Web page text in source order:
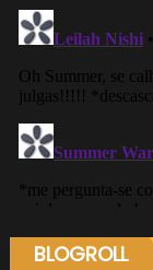
BLOGROLL